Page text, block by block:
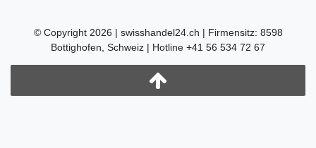
© Copyright 2026 | swisshandel24.ch | Firmensitz: 8598
Bottighofen, Schweiz | Hotline +41 56 534 72 67